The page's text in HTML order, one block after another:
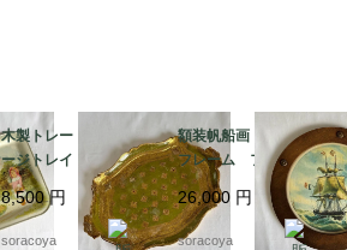
木製トレー ヴィンテ
ージトレイ イタリア
ン工芸 取っ手付き
ゴールドグリーン 19ot
m5
8,500円
soracoya
額装帆船画 木製丸型
フレーム フランス
マリン 晴天 航海 19
otm18-2
26,000 円
soracoya